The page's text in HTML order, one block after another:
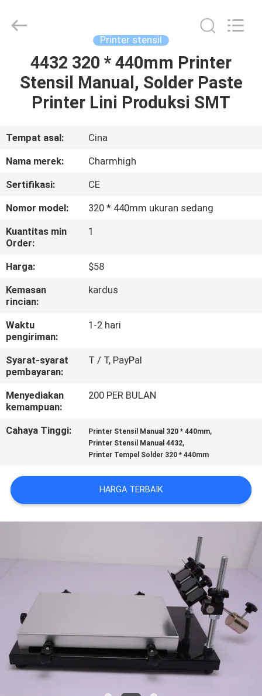
RUMAH
PRODUK
VIDEO
KAMI
TUR
PABRIK
KONTROL
KUALITAS
HUBUNGI
KAMI
BERITA
SHOPPING
LINE
PETA
PRIVASI
TECHNOLOGY
LIMITED.
Printer stensil
4432 320 * 440mm Printer
Stensil Manual, Solder Paste
Printer Lini Produksi SMT
Tempat asal:
Cina
Nama merek:
Charmhigh
Sertifikasi:
CE
Nomor model:
320 * 440mm ukuran sedang
Kuantitas min
Order:
1
Harga:
$58
Kemasan
rincian:
kardus
Waktu
pengiriman:
1-2 hari
Syarat-syarat
pembayaran:
T / T, PayPal
Menyediakan
kemampuan:
200 PER BULAN
Cahaya Tinggi: Printer Stensil Manual 320 * 440mm,
Printer Stensil Manual 4432,
Printer Tempel Solder 320 * 440mm
HARGA TERBAIK